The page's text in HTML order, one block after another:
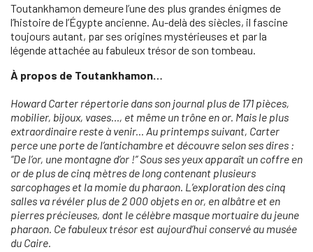
Toutankhamon demeure l’une des plus grandes énigmes de
l’histoire de l’Égypte ancienne. Au-delà des siècles, il fascine
toujours autant, par ses origines mystérieuses et par la
légende attachée au fabuleux trésor de son tombeau.
À propos de Toutankhamon…
Howard Carter répertorie dans son journal plus de 171 pièces,
mobilier, bijoux, vases…, et même un trône en or. Mais le plus
extraordinaire reste à venir... Au printemps suivant, Carter
perce une porte de l’antichambre et découvre selon ses dires :
“De l’or, une montagne d’or !” Sous ses yeux apparaît un coffre en
or de plus de cinq mètres de long contenant plusieurs
sarcophages et la momie du pharaon. L’exploration des cinq
salles va révéler plus de 2 000 objets en or, en albâtre et en
pierres précieuses, dont le célèbre masque mortuaire du jeune
pharaon. Ce fabuleux trésor est aujourd’hui conservé au musée
du Caire.